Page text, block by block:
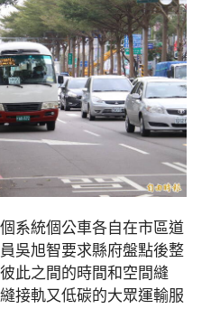
系統個公車各自在市區道
吳旭智要求縣府盤點後整
此之間的時間和空間縫
接軌又低碳的大眾運輸服